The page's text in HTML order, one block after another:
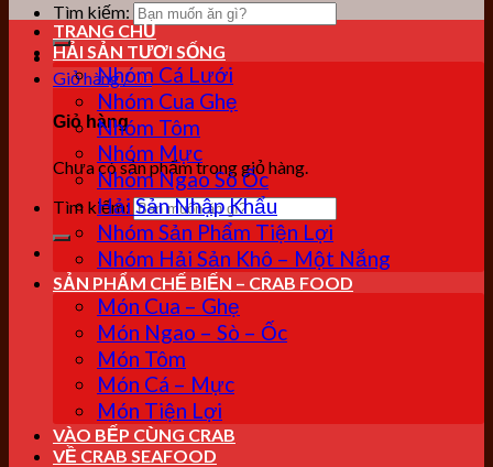
Tìm kiếm:
Giỏ hàng /0₫
Giỏ hàng
Chưa có sản phẩm trong giỏ hàng.
Tìm kiếm:
TRANG CHỦ
HẢI SẢN TƯƠI SỐNG
Nhóm Cá Lưới
Nhóm Cua Ghẹ
Nhóm Tôm
Nhóm Mực
Nhóm Ngao Sò Ốc
Hải Sản Nhập Khẩu
Nhóm Sản Phẩm Tiện Lợi
Nhóm Hải Sản Khô – Một Nắng
SẢN PHẨM CHẾ BIẾN – CRAB FOOD
Món Cua – Ghẹ
Món Ngao – Sò – Ốc
Món Tôm
Món Cá – Mực
Món Tiện Lợi
VÀO BẾP CÙNG CRAB
VỀ CRAB SEAFOOD